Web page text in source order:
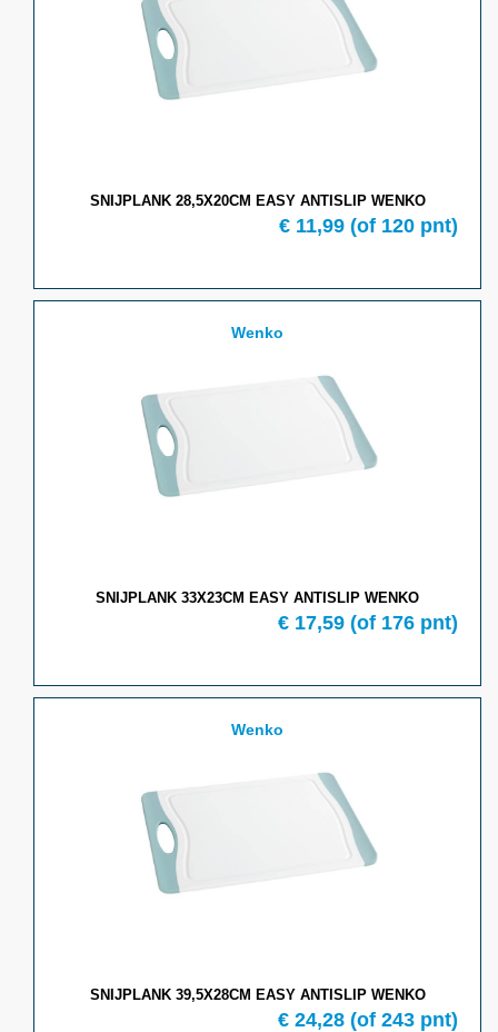
SNIJPLANK 28,5X20CM EASY ANTISLIP WENKO
€ 11,99 (of 120 pnt)
Wenko
SNIJPLANK 33X23CM EASY ANTISLIP WENKO
€ 17,59 (of 176 pnt)
Wenko
SNIJPLANK 39,5X28CM EASY ANTISLIP WENKO
€ 24,28 (of 243 pnt)